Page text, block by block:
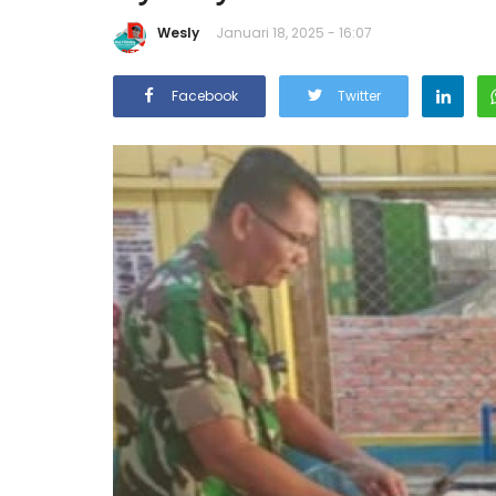
Wesly Januari 18, 2025 - 16:07
Facebook Twitter